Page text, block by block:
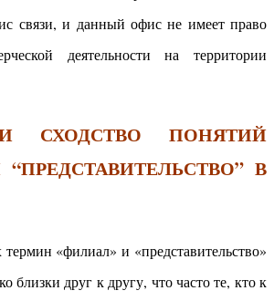
связи, и данный офис не имеет право
деятельности на территории
СХОДСТВО ПОНЯТИЙ
В
«филиал» и «представительство»
близки друг к другу, что часто те, кто к